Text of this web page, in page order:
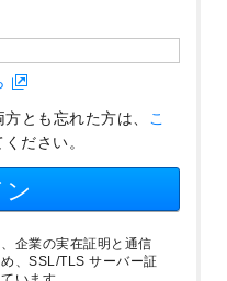
とも忘れた方は、 こ
ださい。
ン
企業の実在証明と通信
、SSL/TLS サーバー証